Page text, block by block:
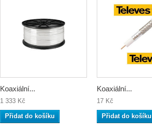
Koaxiální...
1 333 Kč
Přidat do košíku
Koaxiální...
17 Kč
Přidat do košíku